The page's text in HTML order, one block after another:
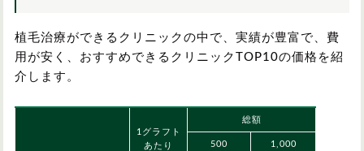
植毛治療ができるクリニックの中で、実績が豊富で、費
用が安く、おすすめできるクリニックTOP10の価格を紹
介します。
1グラフト
あたり
総額
500
1,000